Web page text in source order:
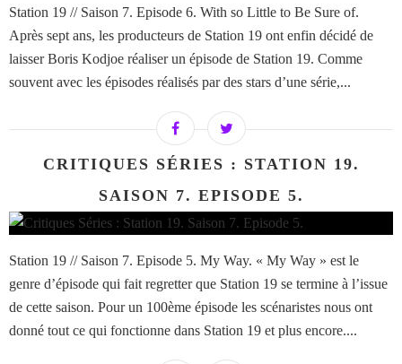
Station 19 // Saison 7. Episode 6. With so Little to Be Sure of.
Après sept ans, les producteurs de Station 19 ont enfin décidé de
laisser Boris Kodjoe réaliser un épisode de Station 19. Comme
souvent avec les épisodes réalisés par des stars d’une série,...
CRITIQUES SÉRIES : STATION 19.
SAISON 7. EPISODE 5.
Station 19 // Saison 7. Episode 5. My Way. « My Way » est le
genre d’épisode qui fait regretter que Station 19 se termine à l’issue
de cette saison. Pour un 100ème épisode les scénaristes nous ont
donné tout ce qui fonctionne dans Station 19 et plus encore....